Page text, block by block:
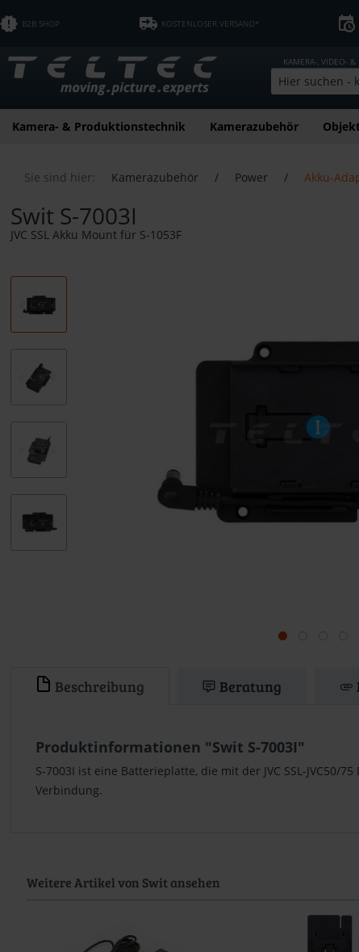
B2B SHOP KOSTENLOSER VERSAND*
KAMERA-, VIDEO-
Kamera- & Produktionstechnik Kamerazubehör
Sie sind hier: Kamerazubehör / Power / Akku-
Swit S-7003I
JVC SSL Akku Mount für S-1053F
Beschreibung Beratung
Produktinformationen "Swit S-7003I"
S-7003I ist eine Batterieplatte, die mit der JVC SSL-JVC50/
Verbindung.
Weitere Artikel von Swit ansehen